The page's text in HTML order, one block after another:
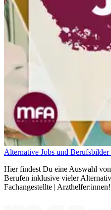
Alternative Jobs und
Hier findest Du eine Auswahl
Berufen inklusive vieler
Fachangestellte | Arzthelfer:innen!